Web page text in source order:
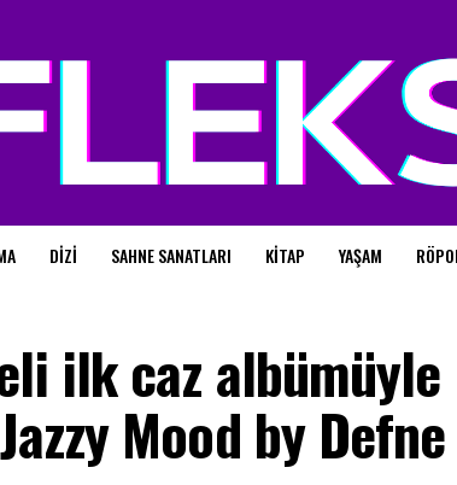
DIZI SAHNE SANATLARI KITAP YAŞAM
ilk caz albümüyle
Mood by Defne